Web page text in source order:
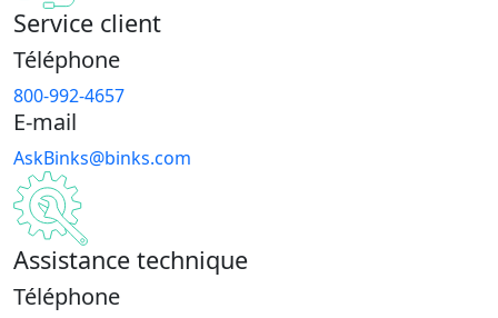
Service client
Téléphone
800-992-4657
E-mail
AskBinks@binks.com
Assistance technique
Téléphone